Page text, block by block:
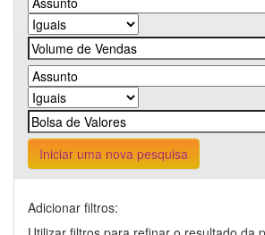
Iniciar uma nova pesquisa
Adicionar filtros: